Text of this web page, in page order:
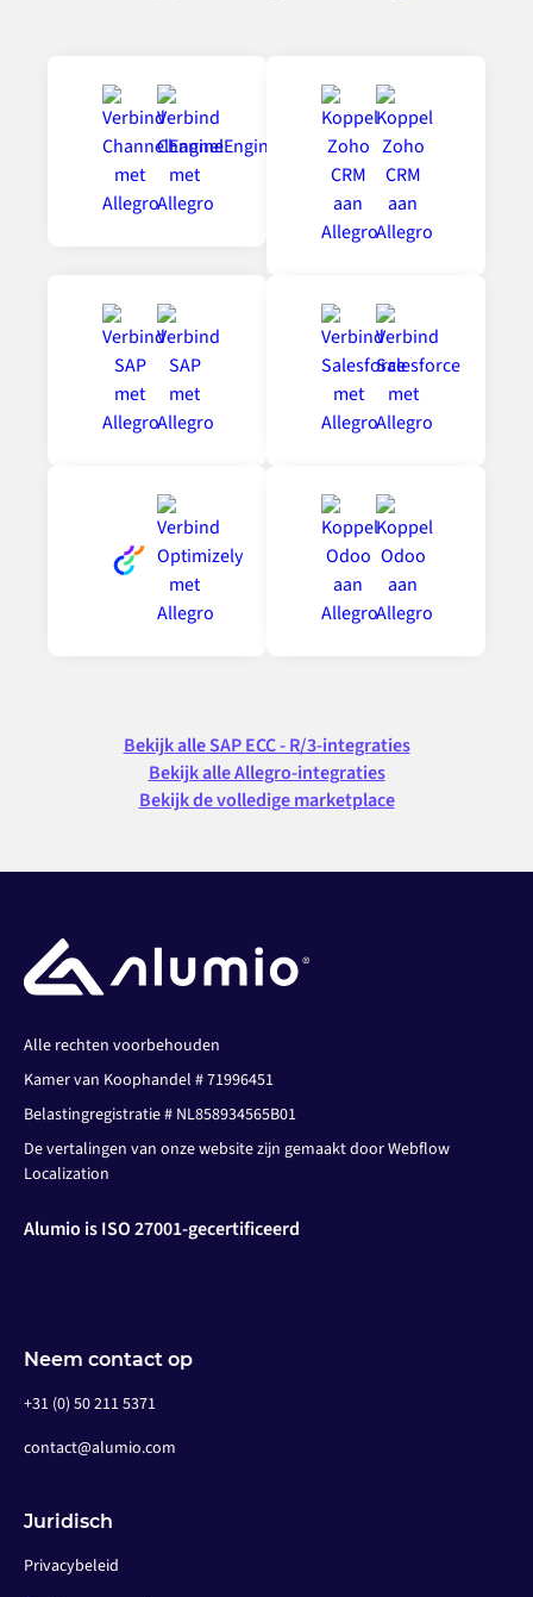
Bekijk alle SAP ECC - R/3-integraties
Bekijk alle Allegro-integraties
Bekijk de volledige marketplace
Alle rechten voorbehouden
Kamer van Koophandel # 71996451
Belastingregistratie # NL858934565B01
De vertalingen van onze website zijn gemaakt door Webflow
Localization
Alumio is ISO 27001-gecertificeerd
Neem contact op
+31 (0) 50 211 5371
contact@alumio.com
Juridisch
Privacybeleid